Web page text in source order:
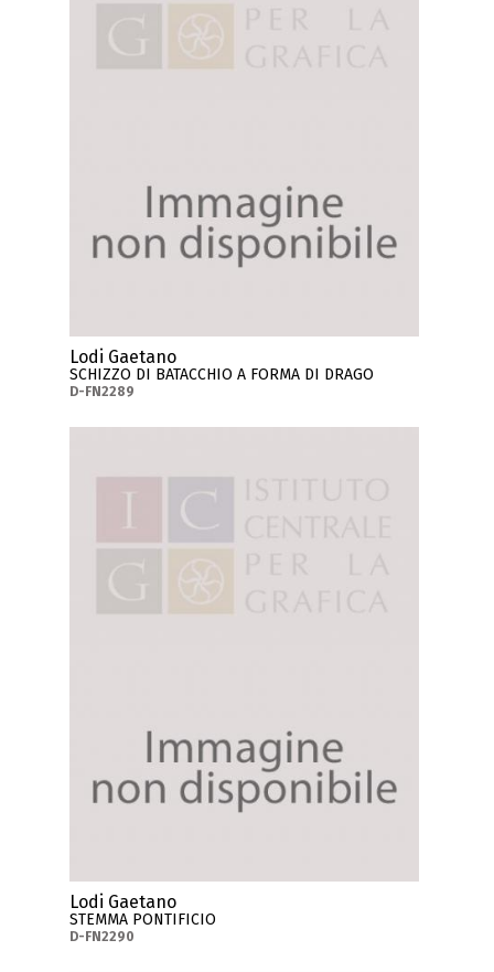
Lodi Gaetano
SCHIZZO DI BATACCHIO A FORMA DI DRAGO
D-FN2289
Lodi Gaetano
STEMMA PONTIFICIO
D-FN2290